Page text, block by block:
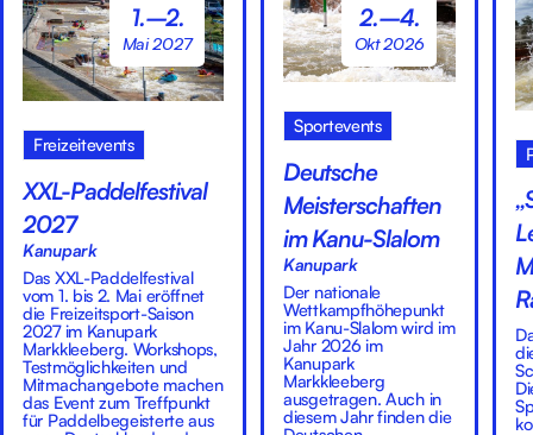
1.–2.
Mai 2027
Freizeitevents
XXL-Paddelfestival
2027
Kanupark
Das XXL-Paddelfestival
vom 1. bis 2. Mai eröffnet
die Freizeitsport-Saison
2027 im Kanupark
Markkleeberg. Workshops,
Testmöglichkeiten und
Mitmachangebote machen
das Event zum Treffpunkt
für Paddelbegeisterte aus
2.–4.
Okt 2026
Sportevents
Deutsche
Meisterschaften
im Kanu-Slalom
Kanupark
Der nationale
Wettkampfhöhepunkt
im Kanu-Slalom wird im
Jahr 2026 im
Kanupark
Markkleeberg
ausgetragen. Auch in
diesem Jahr finden die